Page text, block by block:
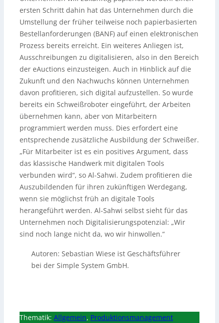
ersten Schritt dahin hat das Unternehmen durch die
Umstellung der früher teilweise noch papierbasierten
Bestellanforderungen (BANF) auf einen elektronischen
Prozess bereits erreicht. Ein weiteres Anliegen ist,
Ausschreibungen zu digitalisieren, also in den Bereich
der eAuctions einzusteigen. Auch in Hinblick auf die
Zukunft und den Nachwuchs können Unternehmen
davon profitieren, sich digital aufzustellen. So wurde
bereits ein Schweißroboter eingeführt, der Arbeiten
übernehmen kann, aber von Mitarbeitern
programmiert werden muss. Dies erfordert eine
entsprechende zusätzliche Ausbildung der Schweißer.
„Für Mitarbeiter ist es ein positives Argument, dass
das klassische Handwerk mit digitalen Tools
verbunden wird“, so Al-Sahwi. Zudem profitieren die
Auszubildenden für ihren zukünftigen Werdegang,
wenn sie möglichst früh an digitale Tools
herangeführt werden. Al-Sahwi selbst sieht für das
Unternehmen noch Digitalisierungspotenzial: „Wir
sind noch lange nicht da, wo wir hinwollen.“
Autoren: Sebastian Wiese ist Geschäftsführer
bei der Simple System GmbH.
Thematik: Allgemein, Produktionsmanagement